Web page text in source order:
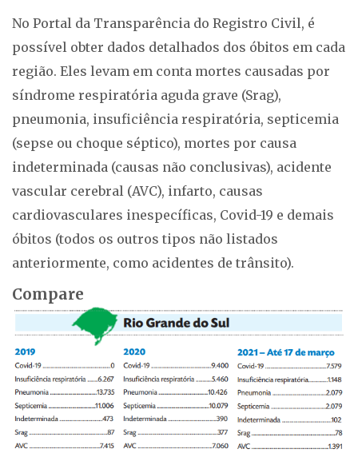
No Portal da Transparência do Registro Civil, é
possível obter dados detalhados dos óbitos em cada
região. Eles levam em conta mortes causadas por
síndrome respiratória aguda grave (Srag),
pneumonia, insuficiência respiratória, septicemia
(sepse ou choque séptico), mortes por causa
indeterminada (causas não conclusivas), acidente
vascular cerebral (AVC), infarto, causas
cardiovasculares inespecíficas, Covid-19 e demais
óbitos (todos os outros tipos não listados
anteriormente, como acidentes de trânsito).
Compare